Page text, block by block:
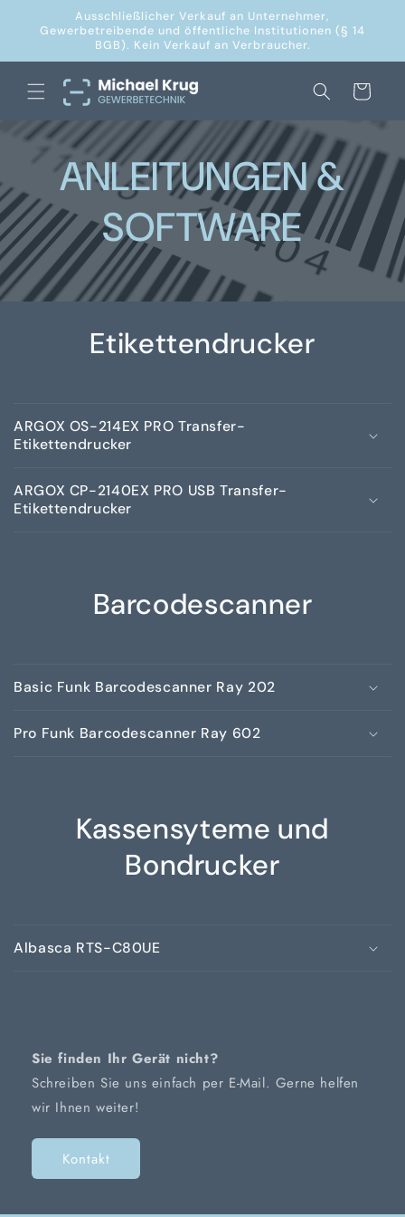
Inhalt
Ausschließlicher Verkauf an Unternehmer,
Gewerbetreibende und öffentliche Institutionen (§ 14
BGB). Kein Verkauf an Verbraucher.
Warenkorb
ANLEITUNGEN &
SOFTWARE
Etikettendrucker
ARGOX OS-214EX PRO Transfer-
Etikettendrucker
ARGOX CP-2140EX PRO USB Transfer-
Etikettendrucker
Barcodescanner
Basic Funk Barcodescanner Ray 202
Pro Funk Barcodescanner Ray 602
Kassensyteme und
Bondrucker
Albasca RTS-C80UE
Sie finden Ihr Gerät nicht?
Schreiben Sie uns einfach per E-Mail. Gerne helfen
wir Ihnen weiter!
Kontakt